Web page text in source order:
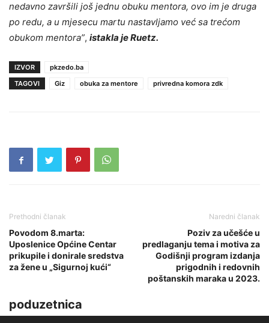
nedavno završili još jednu obuku mentora, ovo im je druga
po redu, a u mjesecu martu nastavljamo već sa trećom
obukom mentora”, istakla je Ruetz.
IZVOR
pkzedo.ba
TAGOVI
Giz obuka za mentore privredna komora zdk
Prethodni članak
Povodom 8.marta:
Uposlenice Općine Centar
prikupile i donirale sredstva
za žene u „Sigurnoj kući“
Naredni članak
Poziv za učešće u
predlaganju tema i motiva za
Godišnji program izdanja
prigodnih i redovnih
poštanskih maraka u 2023.
poduzetnica